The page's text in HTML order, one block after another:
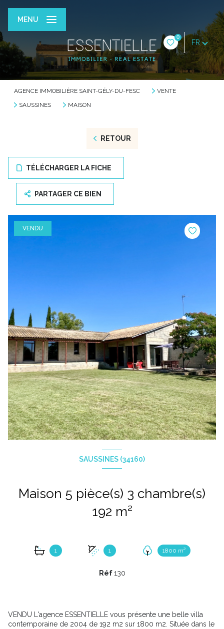
0
FR
MENU
AGENCE IMMOBILIÈRE SAINT-GÉLY-DU-FESC
VENTE
SAUSSINES
MAISON
RETOUR
TÉLÉCHARGER LA FICHE
PARTAGER CE BIEN
VENDU
SAUSSINES (34160)
Maison 5 pièce(s) 3 chambre(s)
192 m²
1 1 1800 m²
Réf130
VENDU L'agence ESSENTIELLE vous présente une belle villa
contemporaine de 2004 de 192 m2 sur 1800 m2. Située dans le